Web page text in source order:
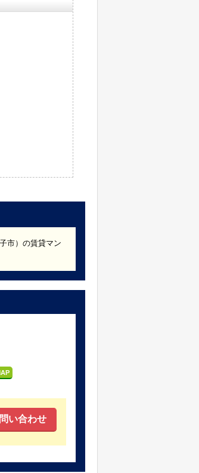
市）の賃貸マン
い合わせ